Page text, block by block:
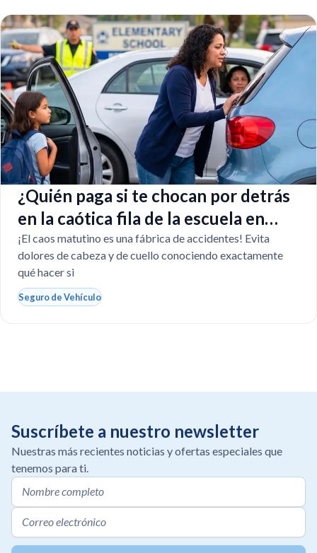
¿Quién paga si te chocan por detrás
en la caótica fila de la escuela en
Florida?
¡El caos matutino es una fábrica de accidentes! Evita
dolores de cabeza y de cuello conociendo exactamente
qué hacer si
Seguro de Vehículo
Suscríbete a nuestro newsletter
Nuestras más recientes noticias y ofertas especiales que
tenemos para ti.